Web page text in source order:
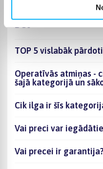
TOP 5 vislabāk
Operatīvās atmiņas -
šajā kategorijā un
Cik ilga ir šīs
Vai preci var
Vai precei ir